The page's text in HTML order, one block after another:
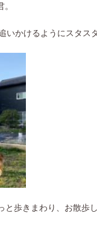
いかけるようにスタ
と歩きまわり、お散歩